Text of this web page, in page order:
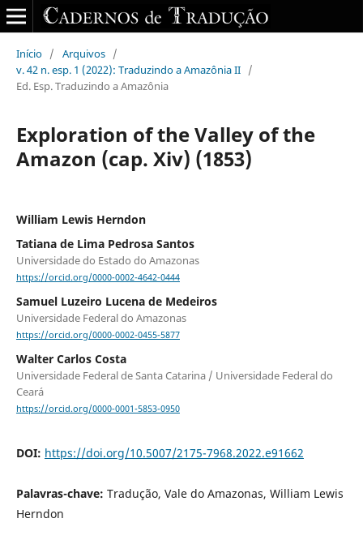
Início / Arquivos /
v. 42 n. esp. 1 (2022): Traduzindo a Amazônia II /
Ed. Esp. Traduzindo a Amazônia
Exploration of the Valley of the
Amazon (cap. Xiv) (1853)
William Lewis Herndon
Tatiana de Lima Pedrosa Santos
Universidade do Estado do Amazonas
https://orcid.org/0000-0002-4642-0444
Samuel Luzeiro Lucena de Medeiros
Universidade Federal do Amazonas
https://orcid.org/0000-0002-0455-5877
Walter Carlos Costa
Universidade Federal de Santa Catarina / Universidade Federal do
Ceará
https://orcid.org/0000-0001-5853-0950
DOI: https://doi.org/10.5007/2175-7968.2022.e91662
Palavras-chave: Tradução, Vale do Amazonas, William Lewis
Herndon